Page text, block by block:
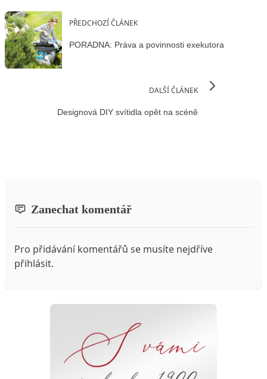
PŘEDCHOZÍ ČLÁNEK
PORADNA: Práva a povinnosti exekutora
DALŠÍ ČLÁNEK
Designová DIY svítidla opět na scéně
Zanechat komentář
Pro přidávání komentářů se musíte nejdříve
přihlásit.